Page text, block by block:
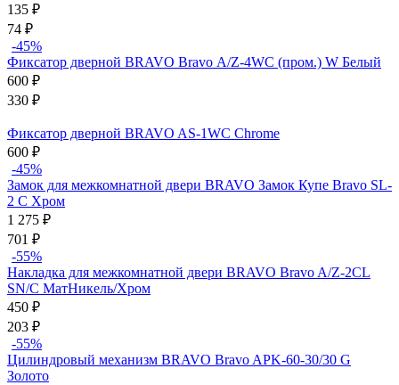
135 ₽
74 ₽
-45%
Фиксатор дверной BRAVO Bravo А/Z-4WC (пром.) W Белый
600 ₽
330 ₽
Фиксатор дверной BRAVO AS-1WC Chrome
600 ₽
-45%
Замок для межкомнатной двери BRAVO Замок Купе Bravo SL-
2 C Хром
1 275 ₽
701 ₽
-55%
Накладка для межкомнатной двери BRAVO Bravo A/Z-2CL
SN/C МатНикель/Хром
450 ₽
203 ₽
-55%
Цилиндровый механизм BRAVO Bravo AРK-60-30/30 G
Золото